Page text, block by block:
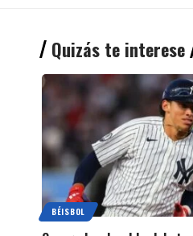
Quizás te interese
BÉISBOL